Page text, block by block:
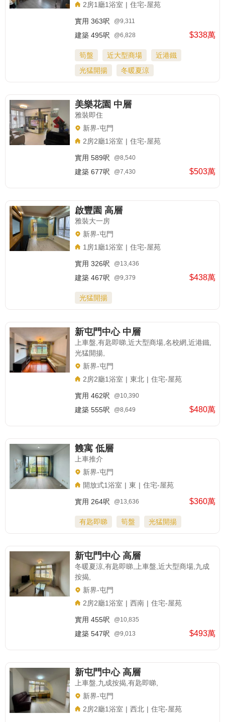
2房1廳1浴室 | 住宅-屋苑
$338萬
實用 363呎 @9,311
建築 495呎 @6,828
筍盤 近大型商場
近港鐵
光猛開揚
冬暖夏涼
美樂花園 中層
雅裝即住
新界-屯門
2房2廳1浴室 | 住宅-屋苑
$503萬
實用 589呎 @8,540
建築 677呎 @7,430
啟豐園 高層
雅裝大一房
新界-屯門
1房1廳1浴室 | 住宅-屋苑
$438萬
實用 326呎 @13,436
建築 467呎 @9,379
光猛開揚
新屯門中心 中層
上車盤,有匙即睇,近大型商場,名校網,近港鐵,
光猛開揚,
新界-屯門
2房2廳1浴室 | 東北 | 住宅-屋苑
$480萬
實用 462呎 @10,390
建築 555呎 @8,649
䨇寓 低層
上車推介
新界-屯門
開放式1浴室 | 東 | 住宅-屋苑
$360萬
實用 264呎 @13,636
有匙即睇 筍盤 光猛開揚
新屯門中心 高層
冬暖夏涼,有匙即睇,上車盤,近大型商場,九成
按揭,
新界-屯門
2房2廳1浴室 | 西南 | 住宅-屋苑
$493萬
實用 455呎 @10,835
建築 547呎 @9,013
新屯門中心 高層
上車盤,九成按揭,有匙即睇,
新界-屯門
2房2廳1浴室 | 西北 | 住宅-屋苑